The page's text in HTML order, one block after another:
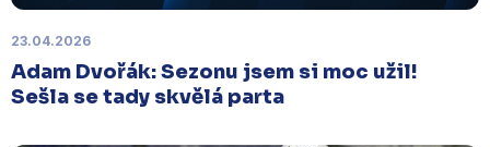
23.04.2026
Adam Dvořák: Sezonu jsem si moc užil!
Sešla se tady skvělá parta